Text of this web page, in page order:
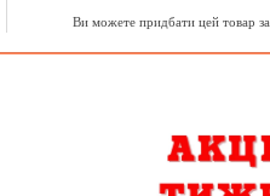
Ви можете придбати цей товар за